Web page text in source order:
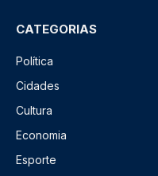
CATEGORIAS
Política
Cidades
Cultura
Economia
Esporte